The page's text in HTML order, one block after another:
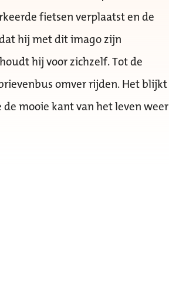
fietsen verplaatst en de
hij met dit imago zijn
hij voor zichzelf. Tot de
omver rijden. Het blijkt
mooie kant van het leven weer